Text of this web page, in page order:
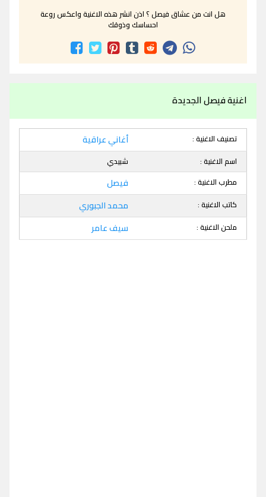
هل انت من عشاق فيصل ؟ اذن انشر هذه الاغنية واعكس روعة
احساسك وذوقك
اغنية فيصل الجديدة
تصنيف الاغنية : أغاني عراقية
اسم الاغنية :
شبيدي
مطرب الاغنية :
فيصل
كاتب الاغنية : محمد الجبوري
ملحن الاغنية : سيف عامر